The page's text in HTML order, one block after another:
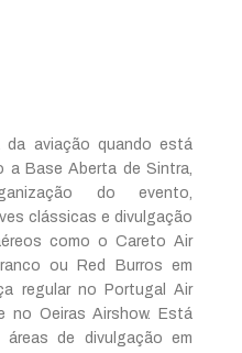
aviação quando está
a Base Aberta de Sintra,
do evento,
clássicas e divulgação
como o Careto Air
ou Red Burros em
regular no Portugal Air
no Oeiras Airshow. Está
áreas de divulgação em